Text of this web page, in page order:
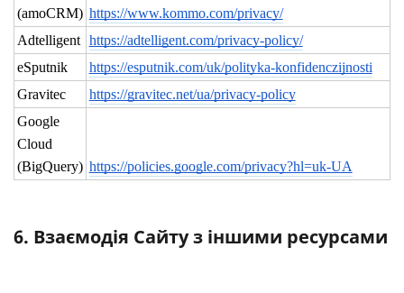
(amoCRM) https://www.kommo.com/privacy/
Adtelligent
https://adtelligent.com/privacy-policy/
eSputnik
https://esputnik.com/uk/polityka-konfidenczijnosti
Gravitec
https://gravitec.net/ua/privacy-policy
Google
Cloud
(BigQuery) https://policies.google.com/privacy?hl=uk-UA
6. Взаємодія Сайту з іншими ресурсами